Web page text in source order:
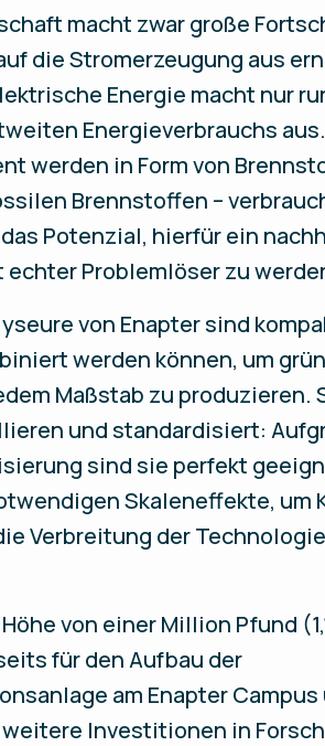
macht zwar große
die Stromerzeugung aus
Energie macht nur
Energieverbrauchs
werden in Form von
Brennstoffen –
Potenzial, hierfür ein
echter Problemlöser zu
von Enapter sind
werden können, um
Maßstab zu produzieren.
und standardisiert:
sind sie perfekt
Skaleneffekte, um
Verbreitung der
von einer Million Pfund
für den Aufbau der
am Enapter Campus
Investitionen in